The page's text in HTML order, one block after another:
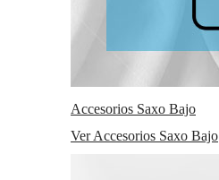
Accesorios Saxo Bajo
Ver Accesorios Saxo Bajo